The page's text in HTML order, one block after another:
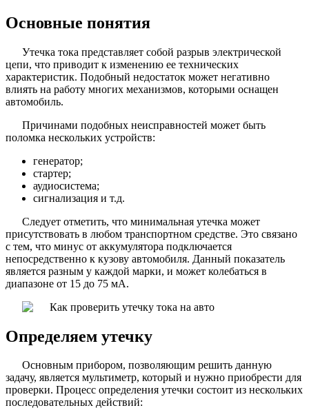
Основные понятия
Утечка тока представляет собой разрыв электрической
цепи, что приводит к изменению ее технических
характеристик. Подобный недостаток может негативно
влиять на работу многих механизмов, которыми оснащен
автомобиль.
Причинами подобных неисправностей может быть
поломка нескольких устройств:
генератор;
стартер;
аудиосистема;
сигнализация и т.д.
Следует отметить, что минимальная утечка может
присутствовать в любом транспортном средстве. Это связано
с тем, что минус от аккумулятора подключается
непосредственно к кузову автомобиля. Данный показатель
является разным у каждой марки, и может колебаться в
диапазоне от 15 до 75 мА.
Определяем утечку
Основным прибором, позволяющим решить данную
задачу, является мультиметр, который и нужно приобрести для
проверки. Процесс определения утечки состоит из нескольких
последовательных действий: